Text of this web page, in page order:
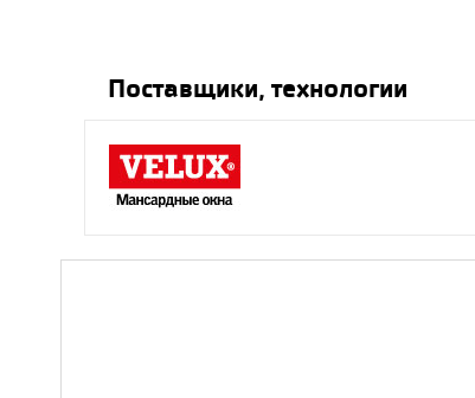
Поставщики, технологии